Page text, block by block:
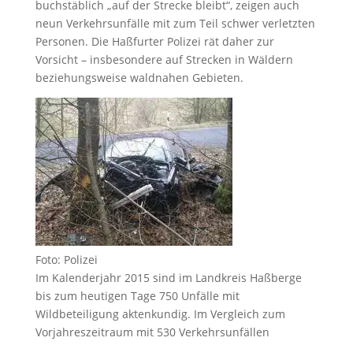
buchstäblich „auf der Strecke bleibt“, zeigen auch
neun Verkehrsunfälle mit zum Teil schwer verletzten
Personen. Die Haßfurter Polizei rät daher zur
Vorsicht – insbesondere auf Strecken in Wäldern
beziehungsweise waldnahen Gebieten.
Foto: Polizei
Im Kalenderjahr 2015 sind im Landkreis Haßberge
bis zum heutigen Tage 750 Unfälle mit
Wildbeteiligung aktenkundig. Im Vergleich zum
Vorjahreszeitraum mit 530 Verkehrsunfällen